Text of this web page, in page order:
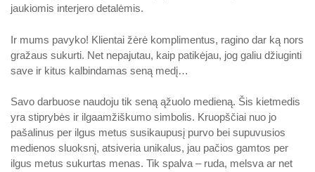
jaukiomis interjero detalėmis.
Ir mums pavyko! Klientai žėrė komplimentus, ragino dar ką nors
gražaus sukurti. Net nepajutau, kaip patikėjau, jog galiu džiuginti
save ir kitus kalbindamas seną medį…
Savo darbuose naudoju tik seną ąžuolo medieną. Šis kietmedis
yra stiprybės ir ilgaamžiškumo simbolis. Kruopščiai nuo jo
pašalinus per ilgus metus susikaupusį purvo bei supuvusios
medienos sluoksnį, atsiveria unikalus, jau pačios gamtos per
ilgus metus sukurtas menas. Tik spalva – ruda, melsva ar net